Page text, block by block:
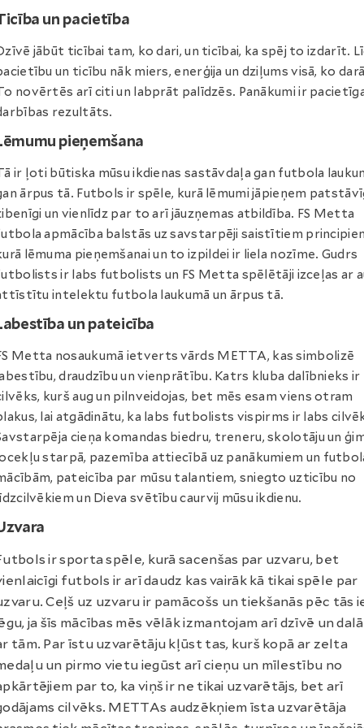
un pacietība
jābūt ticībai tam, ko dari, un ticībai, ka spēj to izdarīt.
un ticību nāk miers, enerģija un dziļums visā, ko
novērtēs arī citi un labprāt palīdzēs. Panākumi ir
rezultāts.
pieņemšana
ir ļoti būtiska mūsu ikdienas sastāvdaļa gan futbola
ārpus tā. Futbols ir spēle, kurā lēmumi jāpieņem
un vienlīdz par to arī jāuzņemas atbildība. FS Metta
apmācība balstās uz savstarpēji saistītiem
lēmuma pieņemšanai un to izpildei ir liela nozīme. Gudrs
ir labs futbolists un FS Metta spēlētāji izceļas ar
intelektu futbola laukumā un ārpus tā.
un pateicība
Metta nosaukumā ietverts vārds METTA, kas simbolizē
draudzību un vienprātību. Katrs kluba dalībnieks ir
kurš aug un pilnveidojas, bet mēs esam viens otram
lai atgādinātu, ka labs futbolists vispirms ir labs
cieņa komandas biedru, treneru, skolotāju un
starpā, pazemība attiecībā uz panākumiem un
pateicība par mūsu talantiem, sniegto uzticību no
un Dieva svētību caurvij mūsu ikdienu.
ir sporta spēle, kurā sacenšas par uzvaru, bet
futbols ir arī daudz kas vairāk kā tikai spēle par
Ceļš uz uzvaru ir pamācošs un tiekšanās pēc tās
ja šīs mācības mēs vēlāk izmantojam arī dzīvē un
tām. Par īstu uzvarētāju kļūst tas, kurš kopā ar zelta
un pirmo vietu iegūst arī cieņu un mīlestību no
par to, ka viņš ir ne tikai uzvarētājs, bet arī
cilvēks. METTAs audzēkņiem īsta uzvarētāja